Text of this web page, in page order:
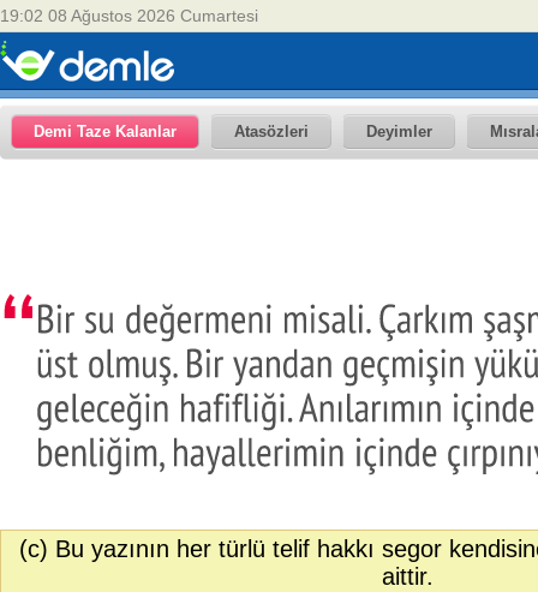
19:02 08 Ağustos 2026 Cumartesi
Demi Taze Kalanlar Atasözleri Deyimler
(c) Bu yazının her türlü telif hakkı segor
aittir.